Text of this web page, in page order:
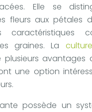
Elle se
fleurs aux pétales
caractéristiques
graines. La
plusieurs avantages
une option
possède un